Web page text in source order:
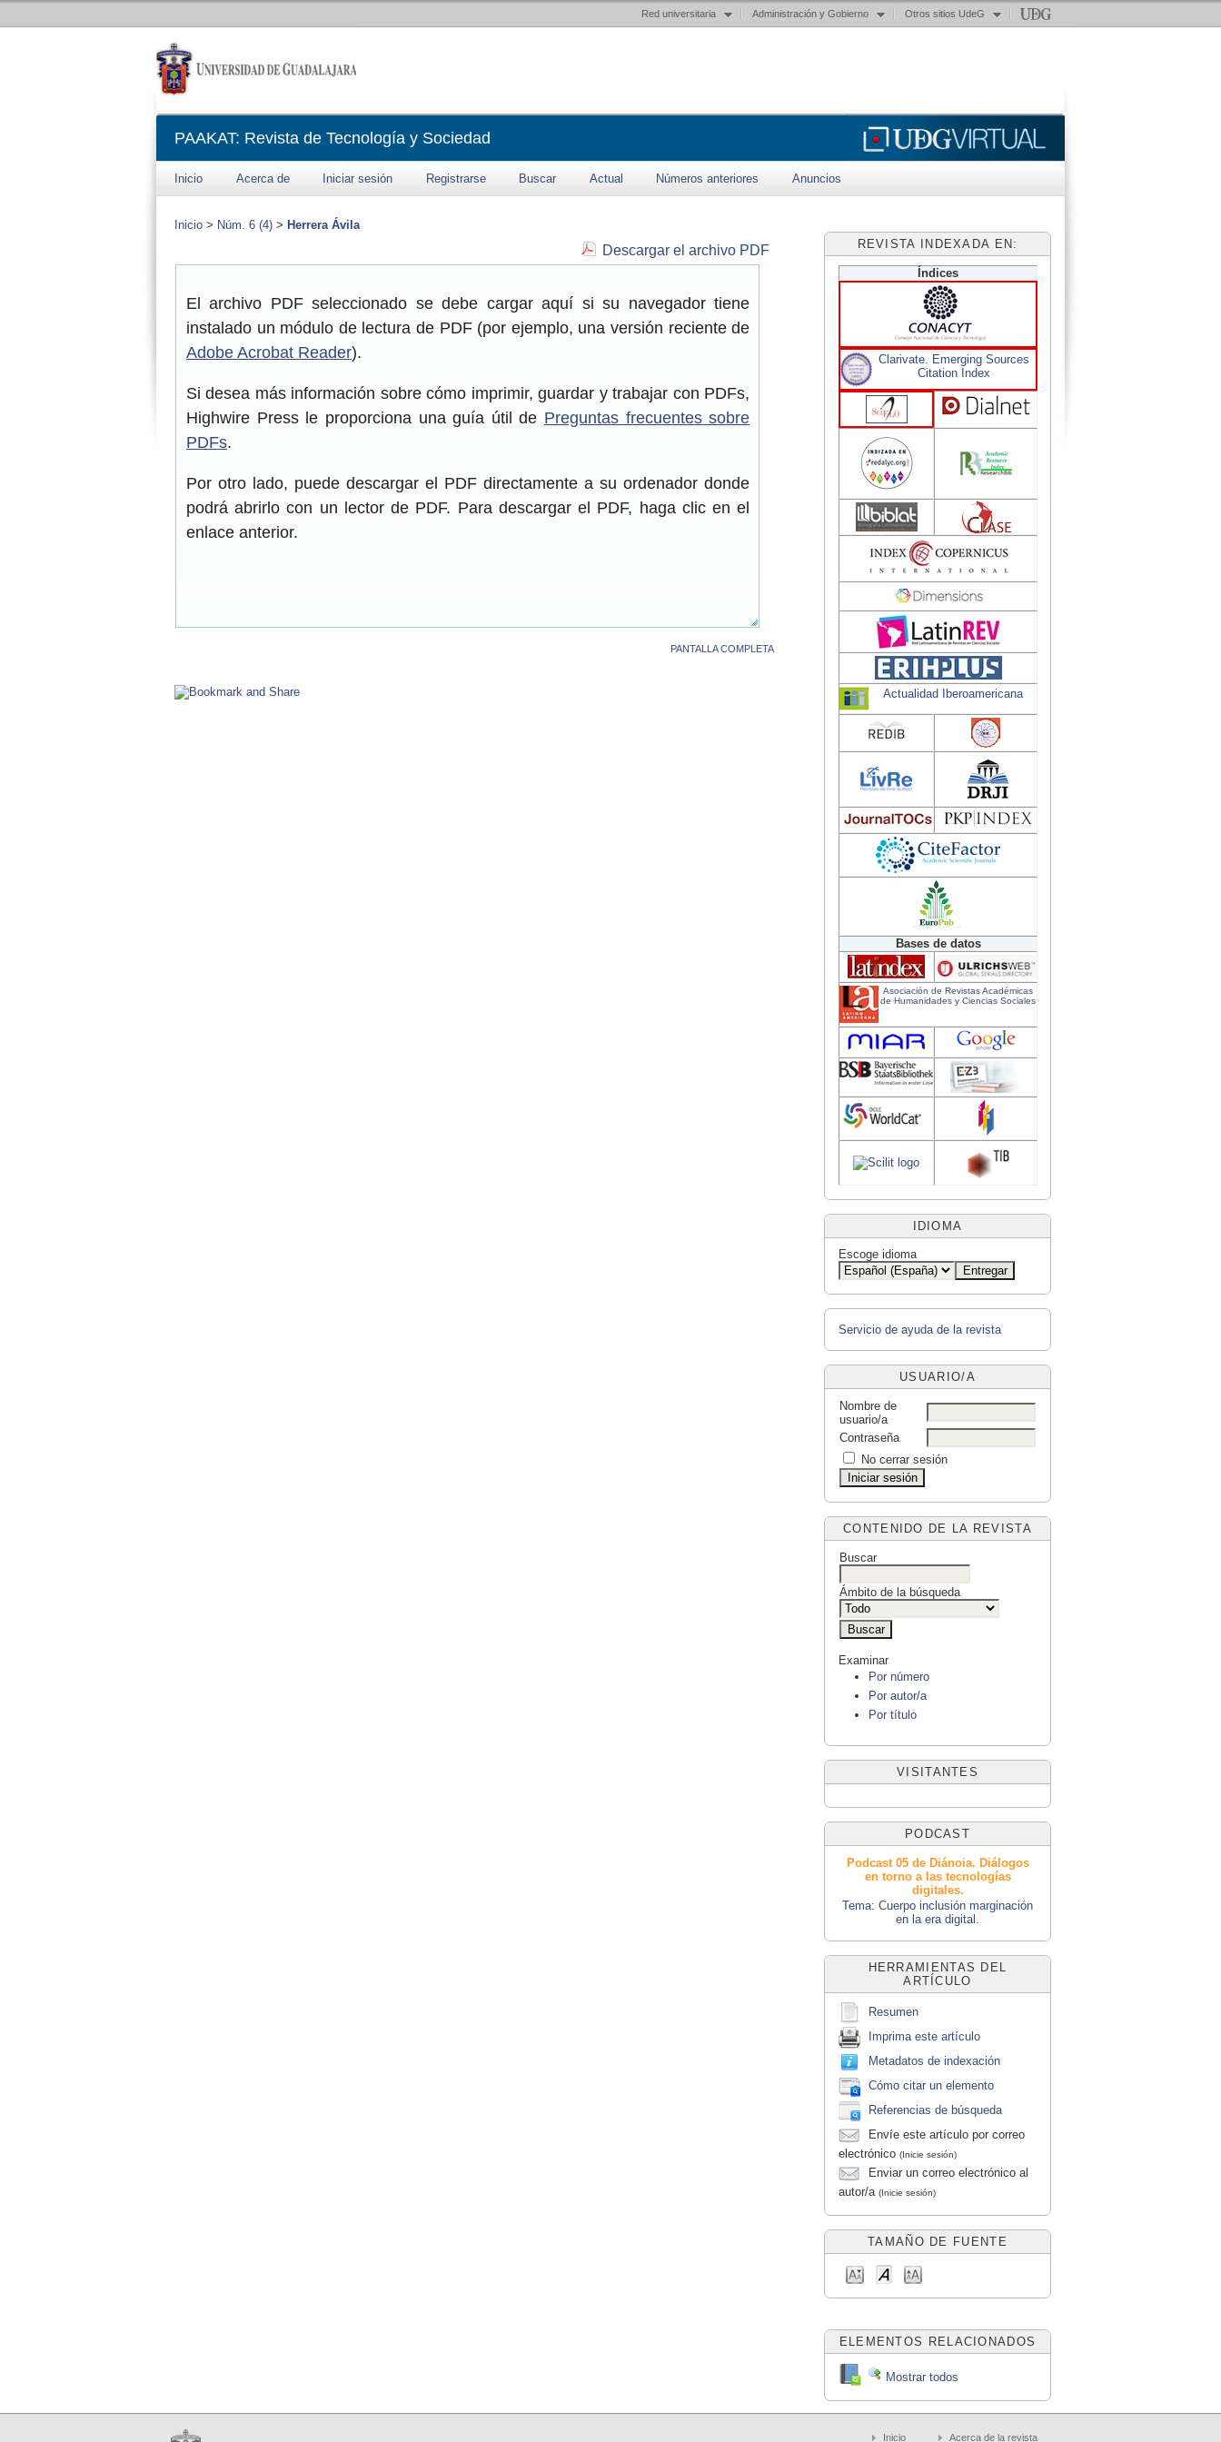
Red universitaria Administración y Gobierno Otros sitios UdeG
PAAKAT: Revista de Tecnología y Sociedad
REVISTA INDEXADA EN:
Índices
Clarivate. Emerging Sources
Citation Index
Actualidad Iberoamericana
Bases de datos
Asociación de Revistas Académicas
de Humanidades y Ciencias Sociales
IDIOMA
Escoge idioma
Servicio de ayuda de la revista
USUARIO/A
Nombre de
usuario/a
Contraseña
No cerrar sesión
CONTENIDO DE LA REVISTA
Buscar
Ámbito de la búsqueda
Examinar
Por número
Por autor/a
Por título
VISITANTES
PODCAST
Podcast 05 de Diánoia. Diálogos
en torno a las tecnologías
digitales.
Tema: Cuerpo inclusión marginación
en la era digital.
HERRAMIENTAS DEL
ARTÍCULO
Resumen
Imprima este artículo
Metadatos de indexación
Cómo citar un elemento
Referencias de búsqueda
Envíe este artículo por correo
electrónico (Inicie sesión)
Enviar un correo electrónico al
autor/a (Inicie sesión)
TAMAÑO DE FUENTE
ELEMENTOS RELACIONADOS
Mostrar todos
Inicio Acerca de Iniciar sesión Registrarse Buscar Actual Números anteriores Anuncios
Inicio > Núm. 6 (4) > Herrera Ávila
Descargar el archivo PDF
El archivo PDF seleccionado se debe cargar aquí si su navegador tiene
instalado un módulo de lectura de PDF (por ejemplo, una versión reciente de
Adobe Acrobat Reader).
Si desea más información sobre cómo imprimir, guardar y trabajar con PDFs,
Highwire Press le proporciona una guía útil de Preguntas frecuentes sobre
PDFs.
Por otro lado, puede descargar el PDF directamente a su ordenador donde
podrá abrirlo con un lector de PDF. Para descargar el PDF, haga clic en el
enlace anterior.
PANTALLA COMPLETA
Acerca de la revista
Inicio